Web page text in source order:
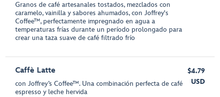
Granos de café artesanales tostados, mezclados con
caramelo, vainilla y sabores ahumados, con Joffrey's
Coffee™, perfectamente impregnado en agua a
temperaturas frías durante un período prolongado para
crear una taza suave de café filtrado frío
Caffè Latte
con Joffrey’s Coffee™. Una combinación perfecta de café
espresso y leche hervida
$4.79
USD